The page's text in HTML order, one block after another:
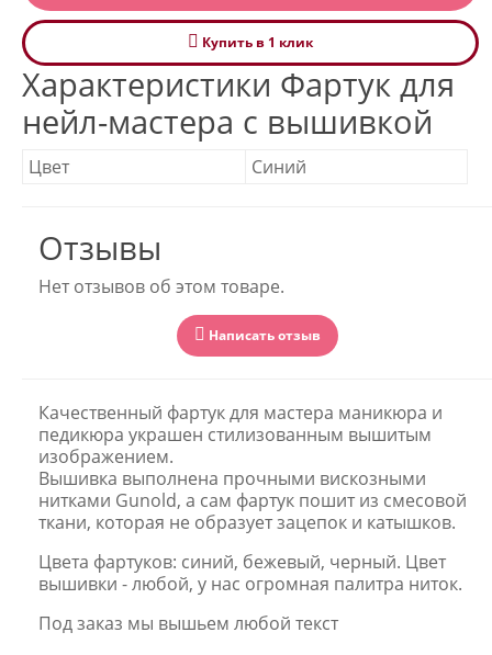
Купить в 1 клик
Характеристики Фартук для
нейл-мастера с вышивкой
Цвет Синий
Отзывы
Нет отзывов об этом товаре.
Написать отзыв
Качественный фартук для мастера маникюра и
педикюра украшен стилизованным вышитым
изображением.
Вышивка выполнена прочными вискозными
нитками Gunold, а сам фартук пошит из смесовой
ткани, которая не образует зацепок и катышков.
Цвета фартуков: синий, бежевый, черный. Цвет
вышивки - любой, у нас огромная палитра ниток.
Под заказ мы вышьем любой текст